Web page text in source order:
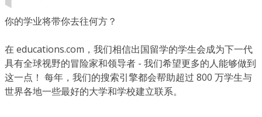
你的学业将带你去往何方？
在 educations.com，我们相信出国留学的学生会成为下一代
具有全球视野的冒险家和领导者 - 我们希望更多的人能够做到
这一点！ 每年，我们的搜索引擎都会帮助超过 800 万学生与
世界各地一些最好的大学和学校建立联系。